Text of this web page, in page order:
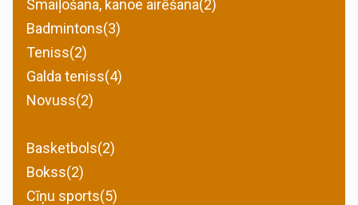
Smaiļošana, kanoe airēšana(2)
Badmintons(3)
Teniss(2)
Galda teniss(4)
Novuss(2)
Basketbols(2)
Bokss(2)
Cīņu sports(5)